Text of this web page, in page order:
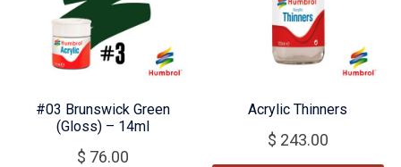
#03 Brunswick Green
(Gloss) – 14ml
$ 76.00
Acrylic Thinners
$ 243.00